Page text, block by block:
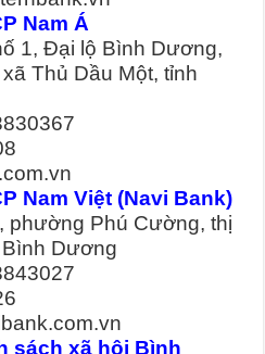
Nam Á
1, Đại lộ Bình Dương,
Thủ Dầu Một, tỉnh
Nam Việt (Navi Bank)
phường Phú Cường, thị
Dương
sách xã hội Bình